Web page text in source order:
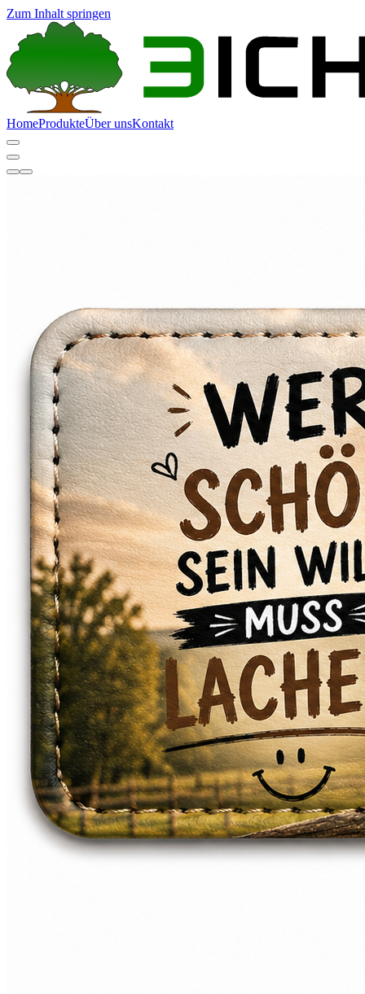
Zum Inhalt springen
HomeProdukteÜber unsKontakt